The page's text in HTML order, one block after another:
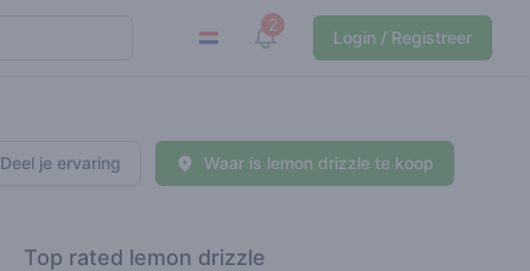
2
View notifications
Login / Registreer
Deel je ervaring Waar is lemon drizzle te koop
Top rated lemon drizzle